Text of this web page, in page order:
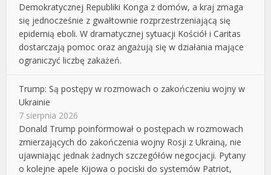
Demokratycznej Republiki Konga z domów, a kraj zmaga
się jednocześnie z gwałtownie rozprzestrzeniającą się
epidemią eboli. W dramatycznej sytuacji Kościół i Caritas
dostarczają pomoc oraz angażują się w działania mające
ograniczyć liczbę zakażeń.
Trump: Są postępy w rozmowach o zakończeniu wojny w
Ukrainie
7 sierpnia 2026
Donald Trump poinformował o postępach w rozmowach
zmierzających do zakończenia wojny Rosji z Ukrainą, nie
ujawniając jednak żadnych szczegółów negocjacji. Pytany
o kolejne apele Kijowa o pociski do systemów Patriot,